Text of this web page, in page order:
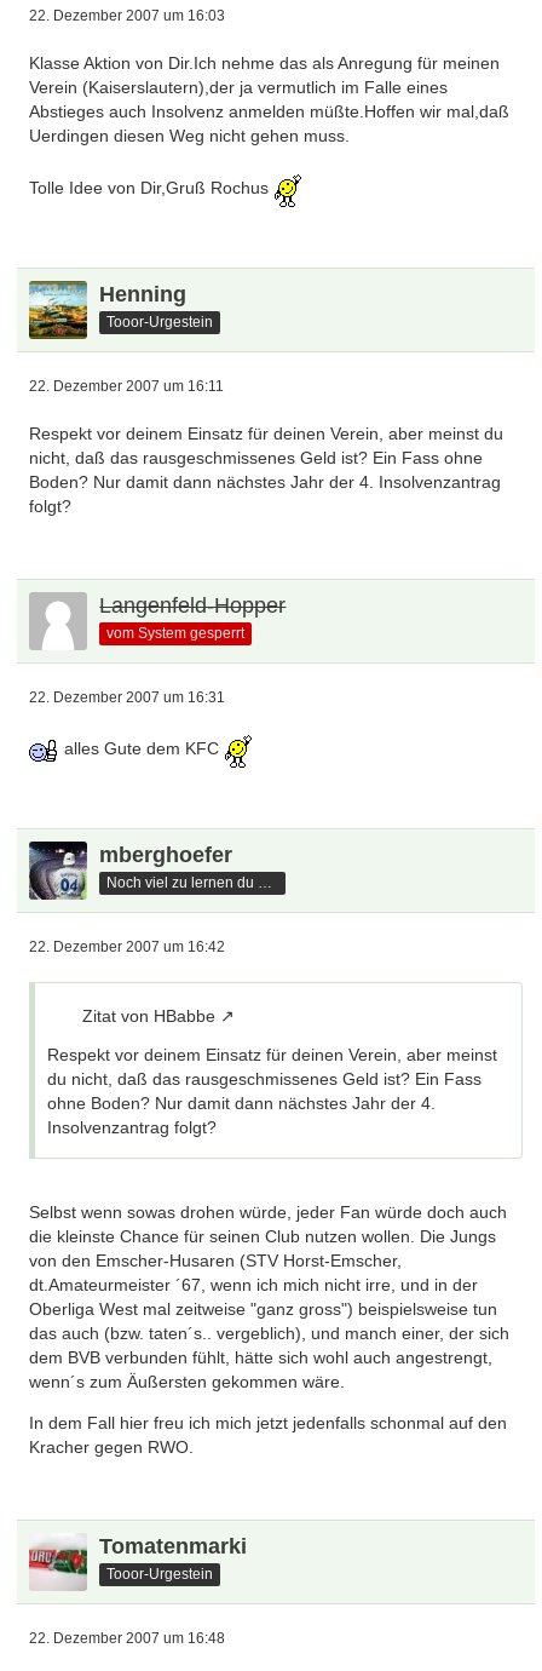
22. Dezember 2007 um 16:03
Klasse Aktion von Dir.Ich nehme das als Anregung für meinen
Verein (Kaiserslautern),der ja vermutlich im Falle eines
Abstieges auch Insolvenz anmelden müßte.Hoffen wir mal,daß
Uerdingen diesen Weg nicht gehen muss.
Tolle Idee von Dir,Gruß Rochus
Henning
Tooor-Urgestein
22. Dezember 2007 um 16:11
Respekt vor deinem Einsatz für deinen Verein, aber meinst du
nicht, daß das rausgeschmissenes Geld ist? Ein Fass ohne
Boden? Nur damit dann nächstes Jahr der 4. Insolvenzantrag
folgt?
Langenfeld-Hopper
vom System gesperrt
22. Dezember 2007 um 16:31
alles Gute dem KFC
mberghoefer
22. Dezember 2007 um 16:42
Zitat von HBabbe
Respekt vor deinem Einsatz für deinen Verein, aber meinst
du nicht, daß das rausgeschmissenes Geld ist? Ein Fass
ohne Boden? Nur damit dann nächstes Jahr der 4.
Insolvenzantrag folgt?
Selbst wenn sowas drohen würde, jeder Fan würde doch auch
die kleinste Chance für seinen Club nutzen wollen. Die Jungs
von den Emscher-Husaren (STV Horst-Emscher,
dt.Amateurmeister ´67, wenn ich mich nicht irre, und in der
Oberliga West mal zeitweise "ganz gross") beispielsweise tun
das auch (bzw. taten´s.. vergeblich), und manch einer, der sich
dem BVB verbunden fühlt, hätte sich wohl auch angestrengt,
wenn´s zum Äußersten gekommen wäre.
In dem Fall hier freu ich mich jetzt jedenfalls schonmal auf den
Kracher gegen RWO.
Tomatenmarki
Tooor-Urgestein
22. Dezember 2007 um 16:48